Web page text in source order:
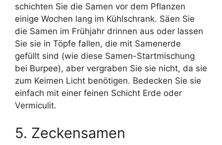
schichten Sie die Samen vor dem Pflanzen
einige Wochen lang im Kühlschrank. Säen Sie
die Samen im Frühjahr drinnen aus oder lassen
Sie sie in Töpfe fallen, die mit Samenerde
gefüllt sind (wie diese Samen-Startmischung
bei Burpee), aber vergraben Sie sie nicht, da sie
zum Keimen Licht benötigen. Bedecken Sie sie
einfach mit einer feinen Schicht Erde oder
Vermiculit.
5. Zeckensamen